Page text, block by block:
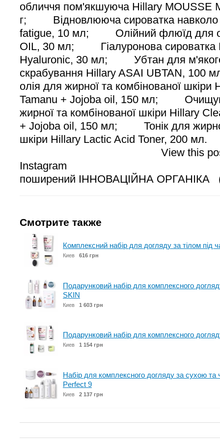
обличчя пом'якшуюча Hillary MOUSSE
г; Відновлююча сироватка навколо
fatigue, 10 мл; Олійний флюїд для
OIL, 30 мл; Гіалуронова сироватка
Hyaluronic, 30 мл; Убтан для
скрабування Hillary ASAI UBTAN,
олія для жирної та комбінованої
Tamanu + Jojoba oil, 150 мл;
жирної та комбінованої шкіри Hillary
+ Jojoba oil, 150 мл; Тонік для
шкіри Hillary Lactic Aсid Toner, 200
View this post
Instagram
поширений ІННОВАЦІЙНА ОРГАНІКА
Смотрите также
Комплексний набір для догляду за тілом під
Киев 616 грн
Подарунковий набір для комплексного
SKIN
Киев 1 603 грн
Подарунковий набір для комплексного
Киев 1 154 грн
Набір для комплексного догляду за сухою
Perfect 9
Киев 2 137 грн